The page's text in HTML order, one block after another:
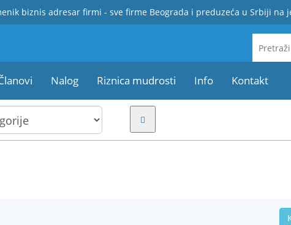
biznis adresar firmi - sve firme Beograda i preduzeća u Srbiji
Nalog Riznica mudrosti Info Kontakt